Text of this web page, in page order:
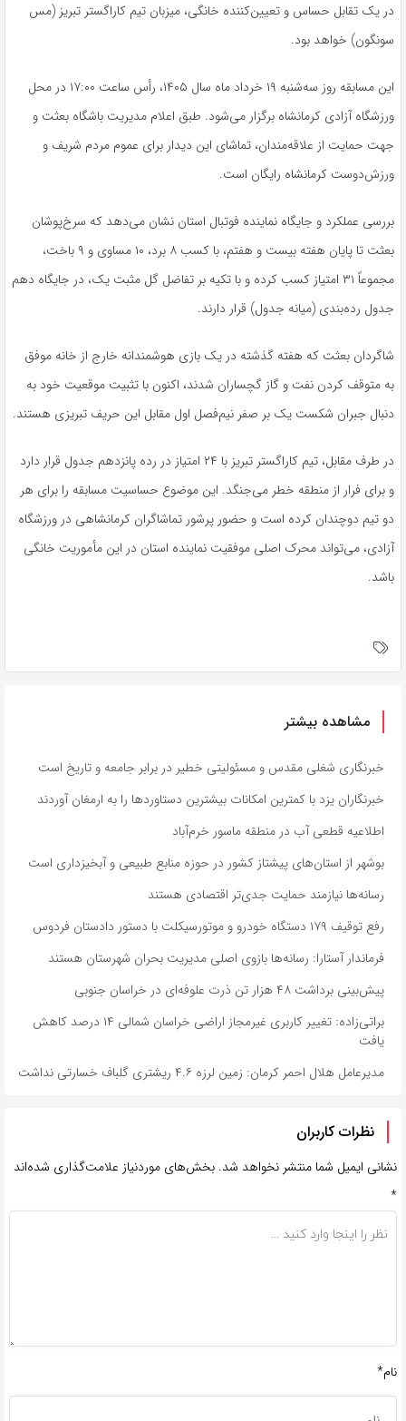
در یک تقابل حساس و تعیین‌کننده خانگی، میزبان تیم کاراگستر تبریز (مس
سونگون) خواهد بود.
این مسابقه روز سه‌شنبه ۱۹ خرداد ماه سال ۱۴۰۵، رأس ساعت ۱۷:۰۰ در محل
ورزشگاه آزادی کرمانشاه برگزار می‌شود. طبق اعلام مدیریت باشگاه بعثت و
جهت حمایت از علاقه‌مندان، تماشای این دیدار برای عموم مردم شریف و
ورزش‌دوست کرمانشاه رایگان است.
بررسی عملکرد و جایگاه نماینده فوتبال استان نشان می‌دهد که سرخ‌پوشان
بعثت تا پایان هفته بیست و هفتم، با کسب ۸ برد، ۱۰ مساوی و ۹ باخت،
مجموعاً ۳۱ امتیاز کسب کرده و با تکیه بر تفاضل گل مثبت یک، در جایگاه دهم
جدول رده‌بندی (میانه جدول) قرار دارند.
شاگردان بعثت که هفته گذشته در یک بازی هوشمندانه خارج از خانه موفق
به متوقف کردن نفت و گاز گچساران شدند، اکنون با تثبیت موقعیت خود به
دنبال جبران شکست یک بر صفر نیم‌فصل اول مقابل این حریف تبریزی هستند.
در طرف مقابل، تیم کاراگستر تبریز با ۲۴ امتیاز در رده پانزدهم جدول قرار دارد
و برای فرار از منطقه خطر می‌جنگد. این موضوع حساسیت مسابقه را برای هر
دو تیم دوچندان کرده است و حضور پرشور تماشاگران کرمانشاهی در ورزشگاه
آزادی، می‌تواند محرک اصلی موفقیت نماینده استان در این مأموریت خانگی
باشد.
مشاهده بیشتر
خبرنگاری شغلی مقدس و مسئولیتی خطیر در برابر جامعه و تاریخ است
خبرنگاران یزد با کمترین امکانات بیشترین دستاوردها را به ارمغان آوردند
اطلاعیه قطعی آب در منطقه ماسور خرم‌آباد
بوشهر از استان‌های پیشتاز کشور در حوزه منابع طبیعی و آبخیزداری است
رسانه‌ها نیازمند حمایت جدی‌تر اقتصادی هستند
رفع توقیف ۱۷۹ دستگاه خودرو و موتورسیکلت با دستور دادستان فردوس
فرماندار آستارا: رسانه‌ها بازوی اصلی مدیریت بحران شهرستان هستند
پیش‌بینی برداشت ۴۸ هزار تن ذرت علوفه‌ای در خراسان جنوبی
براتی‌زاده: تغییر کاربری غیرمجاز اراضی خراسان شمالی ۱۴ درصد کاهش
یافت
مدیرعامل هلال احمر کرمان: زمین لرزه ۴.۶ ریشتری گلباف خسارتی نداشت
نظرات کاربران
نشانی ایمیل شما منتشر نخواهد شد. بخش‌های موردنیاز علامت‌گذاری شده‌اند
*
نام*